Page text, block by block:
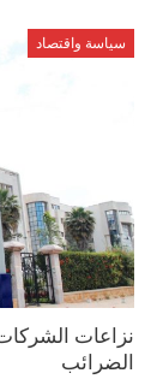
سياسة واقتصاد
نزاعات
الضرائب